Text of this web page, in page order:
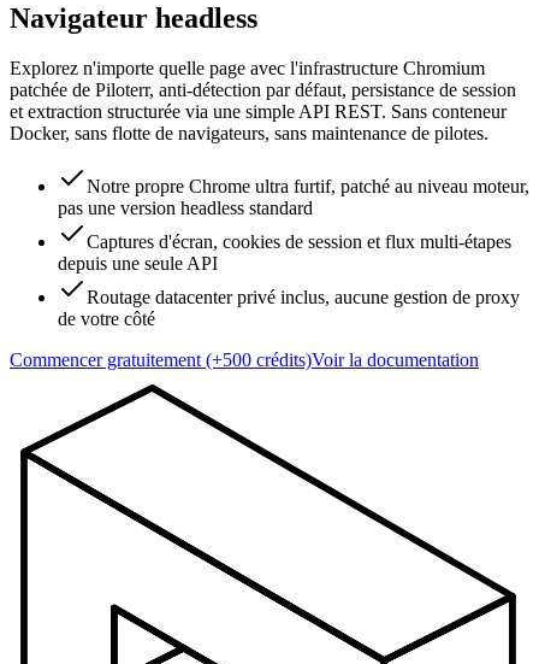
Navigateur headless
Explorez n'importe quelle page avec l'infrastructure Chromium
patchée de Piloterr, anti-détection par défaut, persistance de session
et extraction structurée via une simple API REST. Sans conteneur
Docker, sans flotte de navigateurs, sans maintenance de pilotes.
Notre propre Chrome ultra furtif, patché au niveau moteur,
pas une version headless standard
Captures d'écran, cookies de session et flux multi-étapes
depuis une seule API
Routage datacenter privé inclus, aucune gestion de proxy
de votre côté
Commencer gratuitement (+500 crédits)Voir la documentation